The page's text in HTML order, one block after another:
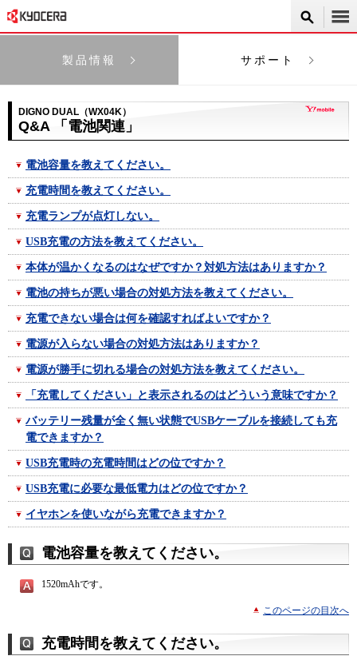
製品情報 サポート
DIGNO DUAL（WX04K）
Q&A 「電池関連」
電池容量を教えてください。
充電時間を教えてください。
充電ランプが点灯しない。
USB充電の方法を教えてください。
本体が温かくなるのはなぜですか？対処方法はありますか？
電池の持ちが悪い場合の対処方法を教えてください。
充電できない場合は何を確認すればよいですか？
電源が入らない場合の対処方法はありますか？
電源が勝手に切れる場合の対処方法を教えてください。
「充電してください」と表示されるのはどういう意味ですか？
バッテリー残量が全く無い状態でUSBケーブルを接続しても充
電できますか？
USB充電時の充電時間はどの位ですか？
USB充電に必要な最低電力はどの位ですか？
イヤホンを使いながら充電できますか？
電池容量を教えてください。
1520mAhです。
このページの目次へ
充電時間を教えてください。